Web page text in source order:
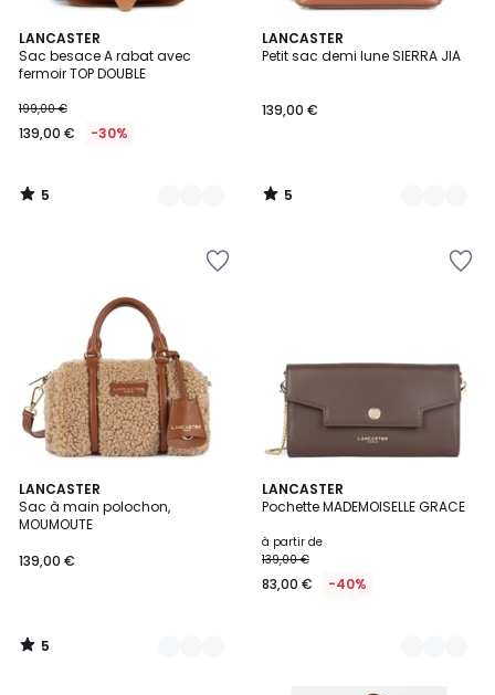
LANCASTER
Sac besace A rabat avec
fermoir TOP DOUBLE
199,00 €
139,00 € -30%
5
/
5
3
Couleurs
5
/
LANCASTER
Petit sac demi lune SIERRA JIA
139,00 €
5
/
13
Couleurs
5
/
LANCASTER
Sac à main polochon,
MOUMOUTE
139,00 €
5
/
5
3
Couleurs
5
/
LANCASTER
Pochette MADEMOISELLE GRACE
à partir de
139,00 €
83,00 € -40%
6
Couleurs